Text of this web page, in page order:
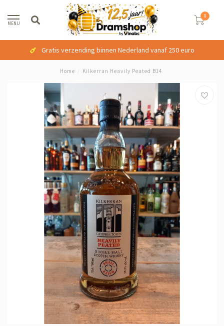
MENU
0
Gratis verzending binnen Nederland vanaf 250 euro
Home Kilkerran Heavily Peated B14